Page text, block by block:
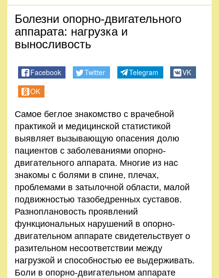
Болезни опорно-двигательного
аппарата: нагрузка и
выносливость
Facebook Twitter Telegram
VK
OK
Самое беглое знакомство с врачебной
практикой и медицинской статистикой
выявляет вызывающую опасения долю
пациентов с заболеваниями опорно-
двигательного аппарата. Многие из нас
знакомы с болями в спине, плечах,
проблемами в затылочной области, малой
подвижностью тазобедренных суставов.
Разноплановость проявлений
функциональных нарушений в опорно-
двигательном аппарате свидетельствует о
разительном несоответствии между
нагрузкой и способностью ее выдерживать.
Боли в опорно-двигательном аппарате